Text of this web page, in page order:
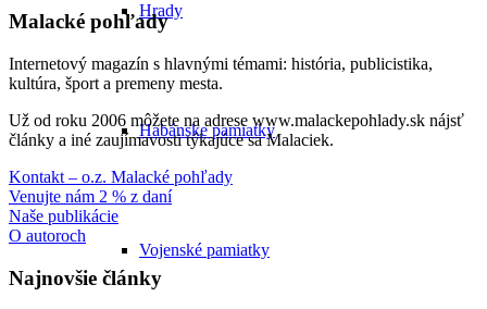
Hrady
Habánske pamiatky
Vojenské pamiatky
Malacké pohľady
Internetový magazín s hlavnými témami: história, publicistika,
kultúra, šport a premeny mesta.
Už od roku 2006 môžete na adrese www.malackepohlady.sk nájsť
články a iné zaujímavosti týkajúce sa Malaciek.
Kontakt – o.z. Malacké pohľady
Venujte nám 2 % z daní
Naše publikácie
O autoroch
Najnovšie články